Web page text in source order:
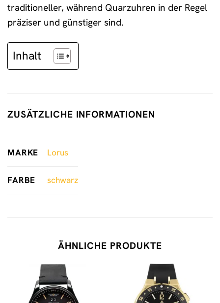
traditioneller, während Quarzuhren in der Regel
präziser und günstiger sind.
Inhalt
ZUSÄTZLICHE INFORMATIONEN
MARKE Lorus
FARBE schwarz
ÄHNLICHE PRODUKTE